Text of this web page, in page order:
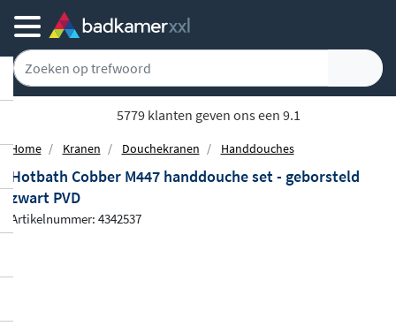
5779 klanten geven ons een 9.1
Home Kranen Douchekranen Handdouches
Hotbath Cobber M447 handdouche set - geborsteld
zwart PVD
Artikelnummer: 4342537